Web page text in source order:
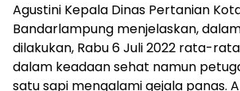
Agustini Kepala Dinas Pertanian
Bandarlampung menjelaskan,
dilakukan, Rabu 6 Juli 2022 rata-
dalam keadaan sehat namun
satu sapi mengalami gejala panas.